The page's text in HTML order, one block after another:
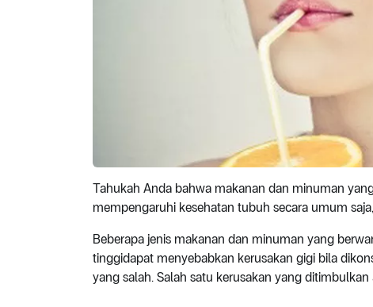
Tahukah Anda bahwa makanan dan minuman
mempengaruhi kesehatan tubuh secara umum
Beberapa jenis makanan dan minuman yang
tinggidapat menyebabkan kerusakan gigi bila
yang salah. Salah satu kerusakan yang